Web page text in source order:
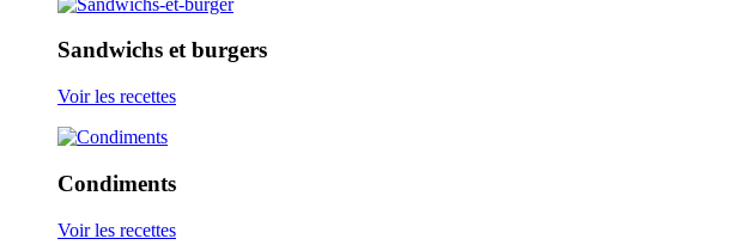
Sandwichs et burgers
Voir les recettes
Condiments
Voir les recettes